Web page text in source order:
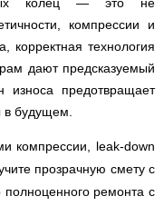
компрессии и
корректная технология
дают предсказуемый
износа предотвращает
будущем.
компрессии, leak-down
прозрачную смету с
ремонта с